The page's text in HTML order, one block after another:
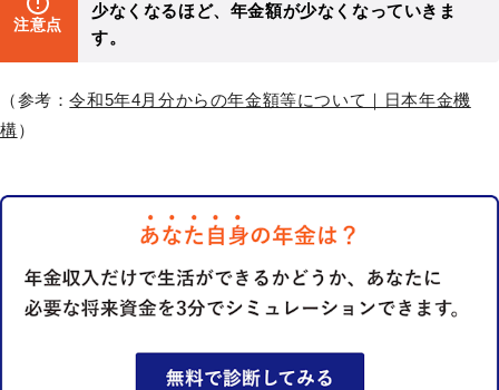
注意点
少なくなるほど、年金額が少なくなっていきま
す。
（参考：令和5年4月分からの年金額等について｜日本年金機
構）